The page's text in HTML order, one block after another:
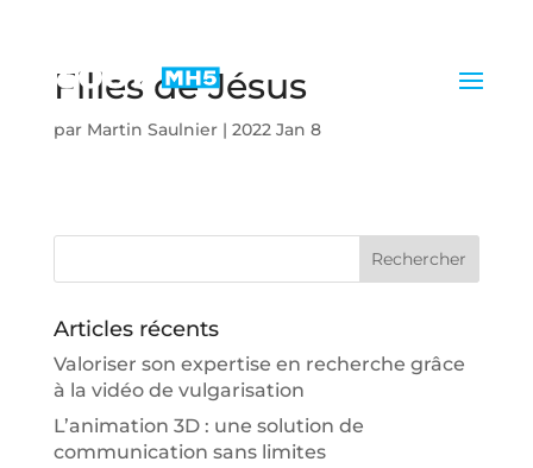
Filles de Jésus
par Martin Saulnier| 2022 Jan 8
Articles récents
Valoriser son expertise en recherche grâce
à la vidéo de vulgarisation
L’animation 3D : une solution de
communication sans limites